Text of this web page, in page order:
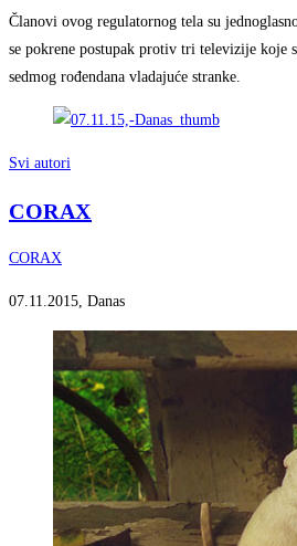
Članovi ovog regulatornog tela su
se pokrene postupak protiv tri televizije koje
sedmog rođendana vladajuće stranke.
Svi autori
CORAX
CORAX
07.11.2015, Danas